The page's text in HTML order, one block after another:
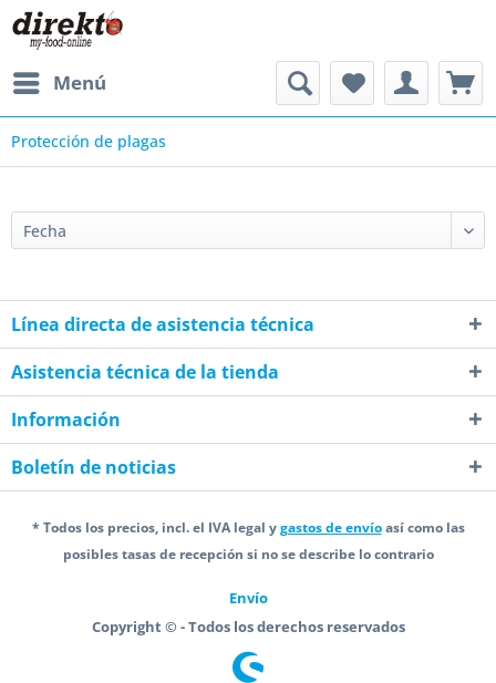
Menú
Protección de plagas
Línea directa de asistencia técnica
Asistencia técnica de la tienda
Información
Boletín de noticias
* Todos los precios, incl. el IVA legal ygastos de envíoasí como las
posibles tasas de recepción si no se describe lo contrario
Envío
Copyright © - Todos los derechos reservados